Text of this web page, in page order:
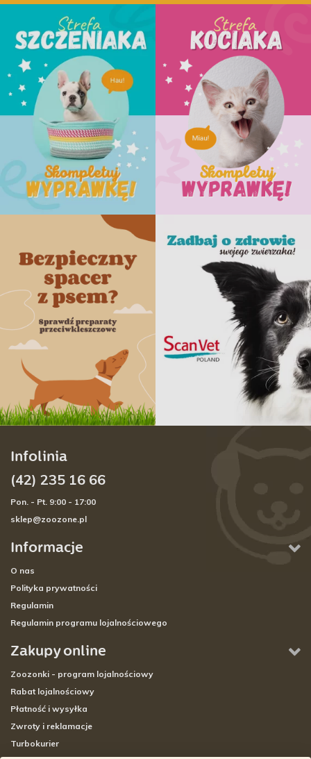
Informacje
O nas
Polityka prywatności
Regulamin
Regulamin programu lojalnościowego
Zakupy online
Zoozonki - program lojalnościowy
Rabat lojalnościowy
Płatność i wysyłka
Zwroty i reklamacje
Turbokurier
Infolinia
(42) 235 16 66
Pon. - Pt. 9:00 - 17:00
sklep@zoozone.pl